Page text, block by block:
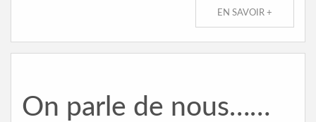
EN SAVOIR +
On parle de nous……